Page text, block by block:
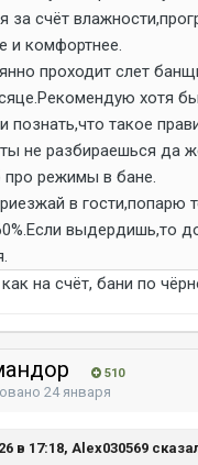
за счёт
и комфортнее.
проходит слет
хотя
познать,что такое
не разбираешься да
про режимы в бане.
в гости,попарю
выдердишь,то
на счёт, бани по
510
24 января
в 17:18, Alex030569